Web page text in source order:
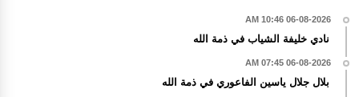
06-08-2026 10:46 AM
نادي خليفة الشياب في ذمة الله
06-08-2026 07:45 AM
بلال جلال ياسين الفاعوري في ذمة الله